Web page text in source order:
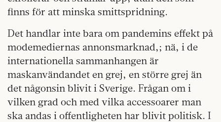
finns för att minska smittspridning.
Det handlar inte bara om pandemins effekt på
modemediernas annonsmarknad,; nä, i de
internationella sammanhangen är
maskanvändandet en grej, en större grej än
det någonsin blivit i Sverige. Frågan om i
vilken grad och med vilka accessoarer man
ska andas i offentligheten har blivit politisk. I